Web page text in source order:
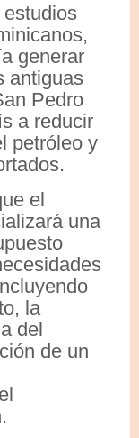
generar
antiguas
Pedro
a reducir
petróleo y
el
una
la
del
de un